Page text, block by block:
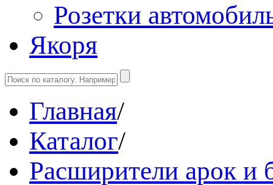
Розетки
Якоря
Главная/
Каталог/
Расширители арок и